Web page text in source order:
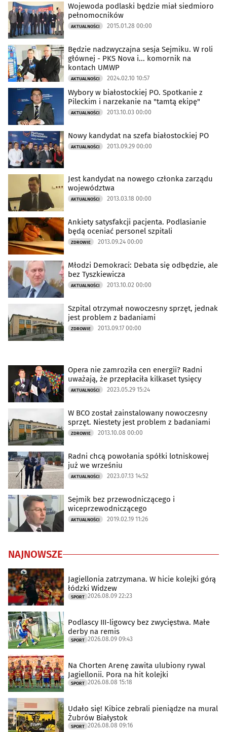
Wojewoda podlaski będzie miał siedmioro
pełnomocników
AKTUALNOŚCI 2015.01.28 00:00
Będzie nadzwyczajna sesja Sejmiku. W roli
głównej - PKS Nova i... komornik na
kontach UMWP
AKTUALNOŚCI 2024.02.10 10:57
Wybory w białostockiej PO. Spotkanie z
Pileckim i narzekanie na "tamtą ekipę"
AKTUALNOŚCI 2013.10.03 00:00
Nowy kandydat na szefa białostockiej PO
AKTUALNOŚCI 2013.09.29 00:00
Jest kandydat na nowego członka zarządu
województwa
AKTUALNOŚCI 2013.03.18 00:00
Ankiety satysfakcji pacjenta. Podlasianie
będą oceniać personel szpitali
ZDROWIE 2013.09.24 00:00
Młodzi Demokraci: Debata się odbędzie, ale
bez Tyszkiewicza
AKTUALNOŚCI 2013.10.02 00:00
Szpital otrzymał nowoczesny sprzęt, jednak
jest problem z badaniami
ZDROWIE 2013.09.17 00:00
Opera nie zamroziła cen energii? Radni
uważają, że przepłaciła kilkaset tysięcy
AKTUALNOŚCI 2023.05.29 15:24
W BCO został zainstalowany nowoczesny
sprzęt. Niestety jest problem z badaniami
ZDROWIE 2013.10.08 00:00
Radni chcą powołania spółki lotniskowej
już we wrześniu
AKTUALNOŚCI 2023.07.13 14:52
Sejmik bez przewodniczącego i
wiceprzewodniczącego
AKTUALNOŚCI 2019.02.19 11:26
NAJNOWSZE
Jagiellonia zatrzymana. W hicie kolejki górą
łódzki Widzew
SPORT 2026.08.09 22:23
Podlascy III-ligowcy bez zwycięstwa. Małe
derby na remis
SPORT 2026.08.09 09:43
Na Chorten Arenę zawita ulubiony rywal
Jagiellonii. Pora na hit kolejki
SPORT 2026.08.08 15:18
Udało się! Kibice zebrali pieniądze na mural
Żubrów Białystok
SPORT 2026.08.08 09:16